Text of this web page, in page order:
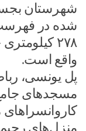
شده در
۲۷۸
واقع است.
پل یونسی،
مسجدهای
منزل‌های